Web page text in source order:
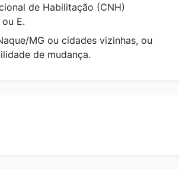
de Habilitação (CNH)
E.
MG ou cidades vizinhas, ou
de mudança.